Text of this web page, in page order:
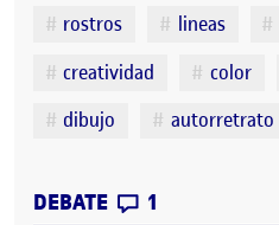
Etiquetas
rostros lineas
creatividad
color
dibujo
autorretrato
DEBATE 1